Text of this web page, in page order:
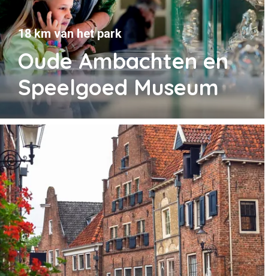
Oude Ambachten en
Speelgoed Museum
18 km van het park